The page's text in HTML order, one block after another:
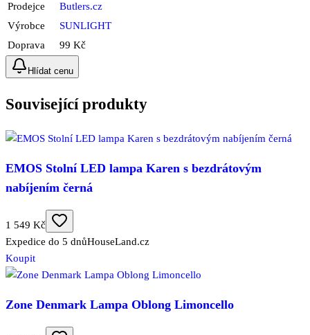
Prodejce
Butlers.cz
Výrobce
SUNLIGHT
Doprava
99 Kč
Hlídat cenu
Související produkty
EMOS Stolní LED lampa Karen s bezdrátovým
nabíjením černá
1 549 Kč
Expedice do 5 dnůHouseLand.cz
Koupit
Zone Denmark Lampa Oblong Limoncello